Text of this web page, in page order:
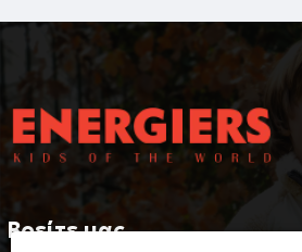
Βρείτε μας